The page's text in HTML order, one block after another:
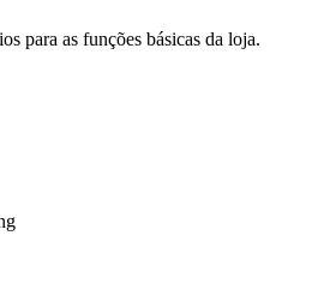
para as funções básicas da loja.